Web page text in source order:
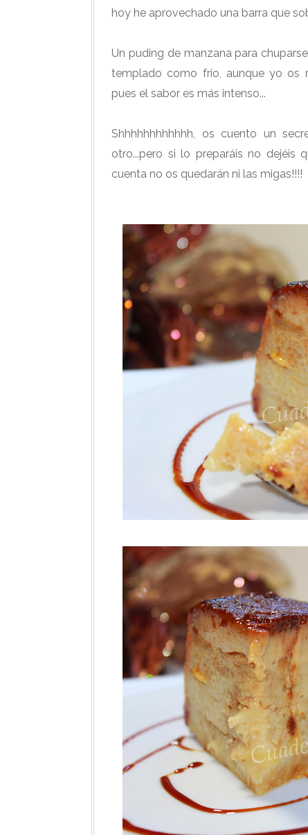
hoy he aprovechado una barra que
Un puding de manzana para
templado como frío, aunque yo os
pues el sabor es más intenso...
Shhhhhhhhhhhh, os cuento un
otro...pero si lo preparáis no dejéis
cuenta no os quedarán ni las migas!!!!